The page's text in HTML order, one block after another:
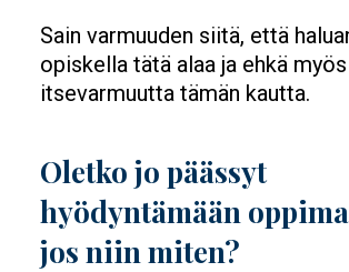
Sain varmuuden siitä, että
opiskella tätä alaa ja ehkä
itsevarmuutta tämän kautta.
Oletko jo päässyt
hyödyntämään
jos niin miten?